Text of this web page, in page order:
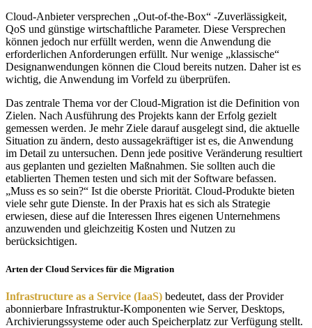
Cloud-Anbieter versprechen „Out-of-the-Box“ -Zuverlässigkeit,
QoS und günstige wirtschaftliche Parameter. Diese Versprechen
können jedoch nur erfüllt werden, wenn die Anwendung die
erforderlichen Anforderungen erfüllt. Nur wenige „klassische“
Designanwendungen können die Cloud bereits nutzen. Daher ist es
wichtig, die Anwendung im Vorfeld zu überprüfen.
Das zentrale Thema vor der Cloud-Migration ist die Definition von
Zielen. Nach Ausführung des Projekts kann der Erfolg gezielt
gemessen werden. Je mehr Ziele darauf ausgelegt sind, die aktuelle
Situation zu ändern, desto aussagekräftiger ist es, die Anwendung
im Detail zu untersuchen. Denn jede positive Veränderung resultiert
aus geplanten und gezielten Maßnahmen. Sie sollten auch die
etablierten Themen testen und sich mit der Software befassen.
„Muss es so sein?“ Ist die oberste Priorität. Cloud-Produkte bieten
viele sehr gute Dienste. In der Praxis hat es sich als Strategie
erwiesen, diese auf die Interessen Ihres eigenen Unternehmens
anzuwenden und gleichzeitig Kosten und Nutzen zu
berücksichtigen.
Arten der Cloud Services für die Migration
Infrastructure as a Service (IaaS) bedeutet, dass der Provider
abonnierbare Infrastruktur-Komponenten wie Server, Desktops,
Archivierungssysteme oder auch Speicherplatz zur Verfügung stellt.